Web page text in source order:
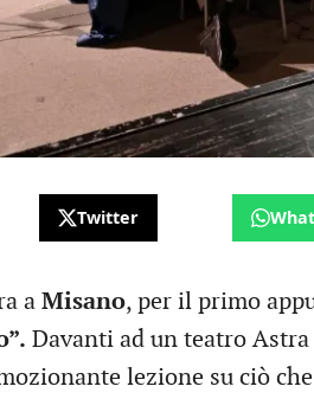
Twitter
a Misano, per il primo
Davanti ad un teatro
lezione su ciò